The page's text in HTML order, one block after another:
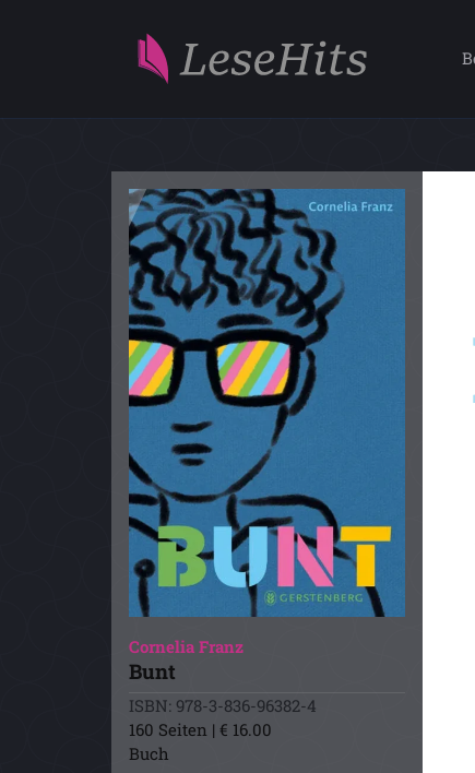
Cornelia Franz
Bunt
ISBN: 978-3-836-96382-4
160 Seiten | € 16.00
Buch